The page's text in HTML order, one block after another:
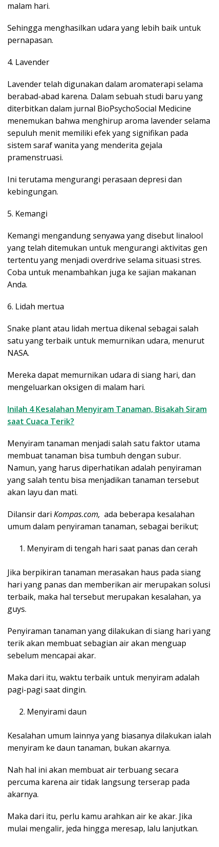
malam hari.
Sehingga menghasilkan udara yang lebih baik untuk
pernapasan.
4. Lavender
Lavender telah digunakan dalam aromaterapi selama
berabad-abad karena. Dalam sebuah studi baru yang
diterbitkan dalam jurnal BioPsychoSocial Medicine
menemukan bahwa menghirup aroma lavender selama
sepuluh menit memiliki efek yang signifikan pada
sistem saraf wanita yang menderita gejala
pramenstruasi.
Ini terutama mengurangi perasaan depresi dan
kebingungan.
5. Kemangi
Kemangi mengandung senyawa yang disebut linalool
yang telah ditemukan untuk mengurangi aktivitas gen
tertentu yang menjadi overdrive selama situasi stres.
Coba untuk menambahkan juga ke sajian makanan
Anda.
6. Lidah mertua
Snake plant atau lidah mertua dikenal sebagai salah
satu yang terbaik untuk memurnikan udara, menurut
NASA.
Mereka dapat memurnikan udara di siang hari, dan
mengeluarkan oksigen di malam hari.
Inilah 4 Kesalahan Menyiram Tanaman, Bisakah Siram
saat Cuaca Terik?
Menyiram tanaman menjadi salah satu faktor utama
membuat tanaman bisa tumbuh dengan subur.
Namun, yang harus diperhatikan adalah penyiraman
yang salah tentu bisa menjadikan tanaman tersebut
akan layu dan mati.
Dilansir dari Kompas.com, ada beberapa kesalahan
umum dalam penyiraman tanaman, sebagai berikut;
Menyiram di tengah hari saat panas dan cerah
Jika berpikiran tanaman merasakan haus pada siang
hari yang panas dan memberikan air merupakan solusi
terbaik, maka hal tersebut merupakan kesalahan, ya
guys.
Penyiraman tanaman yang dilakukan di siang hari yang
terik akan membuat sebagian air akan menguap
sebelum mencapai akar.
Maka dari itu, waktu terbaik untuk menyiram adalah
pagi-pagi saat dingin.
Menyirami daun
Kesalahan umum lainnya yang biasanya dilakukan ialah
menyiram ke daun tanaman, bukan akarnya.
Nah hal ini akan membuat air terbuang secara
percuma karena air tidak langsung terserap pada
akarnya.
Maka dari itu, perlu kamu arahkan air ke akar. Jika
mulai mengalir, jeda hingga meresap, lalu lanjutkan.